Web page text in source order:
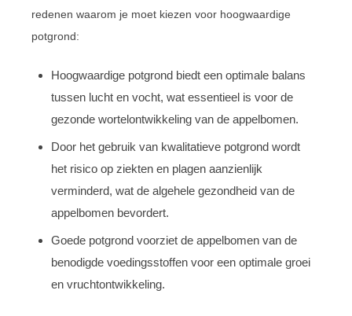
redenen waarom je moet kiezen voor hoogwaardige
potgrond:
Hoogwaardige potgrond biedt een optimale balans
tussen lucht en vocht, wat essentieel is voor de
gezonde wortelontwikkeling van de appelbomen.
Door het gebruik van kwalitatieve potgrond wordt
het risico op ziekten en plagen aanzienlijk
verminderd, wat de algehele gezondheid van de
appelbomen bevordert.
Goede potgrond voorziet de appelbomen van de
benodigde voedingsstoffen voor een optimale groei
en vruchtontwikkeling.